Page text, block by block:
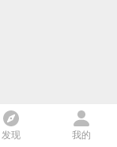
发现 我的